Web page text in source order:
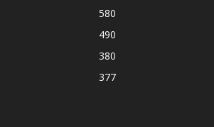
580
490
380
377